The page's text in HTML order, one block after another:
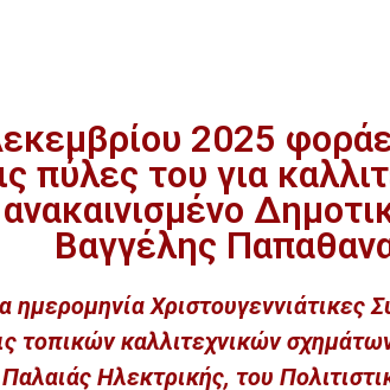
2025
πύλες του για
Βαγγέλης
ημερομηνία Χριστουγεννιάτικες
τοπικών καλλιτεχνικών
Ηλεκτρικής, του